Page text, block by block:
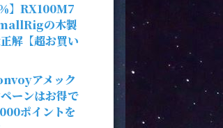
】RX100M7
の木製
解【超お買い
アメック
ーンはお得で
ポイントを